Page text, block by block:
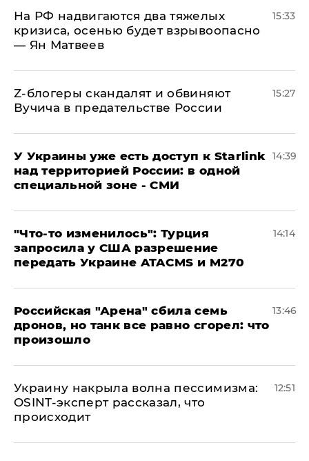
На РФ надвигаются два тяжелых
кризиса, осенью будет взрывоопасно
— Ян Матвеев
15:33
Z-блогеры скандалят и обвиняют
Вучича в предательстве России
15:27
У Украины уже есть доступ к Starlink
над территорией России: в одной
специальной зоне - СМИ
14:39
​"Что-то изменилось": Турция
запросила у США разрешение
передать Украине ATACMS и M270
14:14
​Российская "Арена" сбила семь
дронов, но танк все равно сгорел: что
произошло
13:46
​Украину накрыла волна пессимизма:
OSINT-эксперт рассказал, что
происходит
12:51